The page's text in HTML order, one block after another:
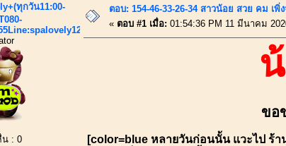
ทุกวัน11:00-
น : 0
ตอบ: 154-46-33-26-34 สาวน้อย สวย คม เ
« ตอบ #1 เมื่อ: 01:54:36 PM 11 มีนาคม
ขอ
[color=blue หลายวันก่อนนั้น แวะไป ร้